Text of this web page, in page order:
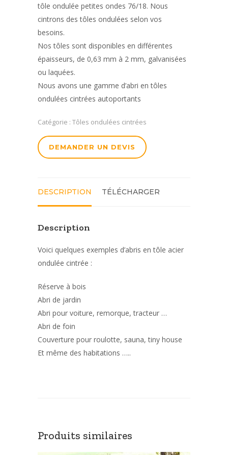
tôle ondulée petites ondes 76/18. Nous
cintrons des tôles ondulées selon vos
besoins.
Nos tôles sont disponibles en différentes
épaisseurs, de 0,63 mm à 2 mm, galvanisées
ou laquées.
Nous avons une gamme d’abri en tôles
ondulées cintrées autoportants
Catégorie : Tôles ondulées cintrées
DEMANDER UN DEVIS
DESCRIPTION TÉLÉCHARGER
Description
Voici quelques exemples d’abris en tôle acier
ondulée cintrée :
Réserve à bois
Abri de jardin
Abri pour voiture, remorque, tracteur …
Abri de foin
Couverture pour roulotte, sauna, tiny house
Et même des habitations …..
Produits similaires